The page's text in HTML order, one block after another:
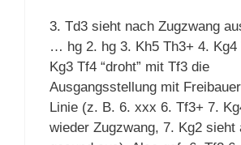
3. Td3 sieht nach Zugzwang
… hg 2. hg 3. Kh5 Th3+ 4. Kg4
Kg3 Tf4 “droht” mit Tf3 die
Ausgangsstellung mit
Linie (z. B. 6. xxx 6. Tf3+ 7.
wieder Zugzwang, 7. Kg2 sieht